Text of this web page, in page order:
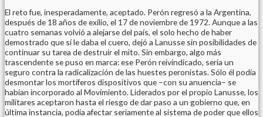
El reto fue, inesperadamente, aceptado. Perón regresó a la Argentina,
después de 18 años de exilio, el 17 de noviembre de 1972. Aunque a las
cuatro semanas volvió a alejarse del país, el solo hecho de haber
demostrado que sí le daba el cuero, dejó a Lanusse sin posibilidades de
continuar su tarea de destruir el mito. Sin embargo, algo más
trascendente se puso en marca: ese Perón reivindicado, sería un
seguro contra la radicalización de las huestes peronistas. Sólo él podía
desmontar los mortíferos dispositivos que –con su anuencia– se
habían incorporado al Movimiento. Liderados por el propio Lanusse, los
militares aceptaron hasta el riesgo de dar paso a un gobierno que, en
última instancia, podía afectar seriamente al sistema de poder que ellos